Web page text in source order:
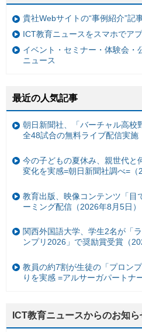
貴社Webサイトの“事例紹介”記
ICT教育ニュースをスマホでア
イベント・セミナー・体験会・
ニュース
最近の人気記事
朝日新聞社、「バーチャル高校
全48試合の無料ライブ配信実施
今の子どもの夏休み、親世代と
変化を実感=朝日新聞社調べ=（
教育出版、映像コンテンツ「目
ーミング配信（2026年8月5日）
関西外国語大学、学生2名が「
ンプリ2026」で奨励賞受賞（
教員の約7割が生徒の「プロン
りを実感 =アルサーガパートナ
ICT教育ニュースからのお知ら